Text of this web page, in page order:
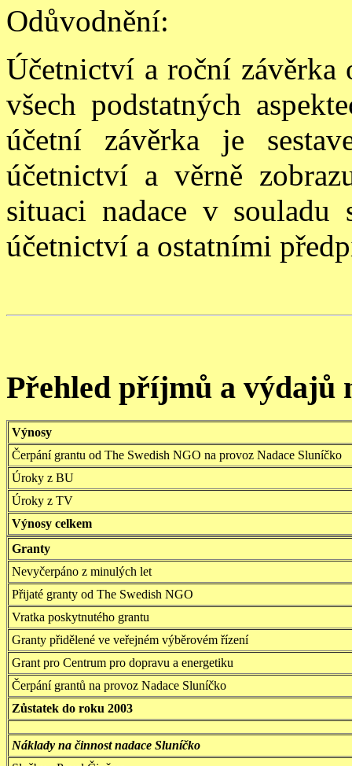
Odůvodnění:
Účetnictví a roční závěrka
všech podstatných
účetní závěrka je
účetnictví a věrně
situaci nadace v
účetnictví a ostatními
Přehled příjmů a výdajů
Výnosy
Čerpání grantu od The Swedish NGO na provoz Nadace Sluníčko
Úroky z BU
Úroky z TV
Výnosy celkem
Granty
Nevyčerpáno z minulých let
Přijaté granty od The Swedish NGO
Vratka poskytnutého grantu
Granty přidělené ve veřejném výběrovém řízení
Grant pro Centrum pro dopravu a energetiku
Čerpání grantů na provoz Nadace Sluníčko
Zůstatek do roku 2003
Náklady na činnost nadace Sluníčko